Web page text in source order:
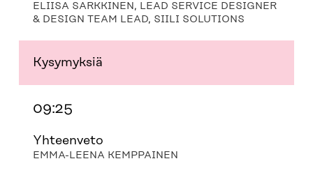
ELIISA SARKKINEN, LEAD SERVICE DESIGNER
& DESIGN TEAM LEAD, SIILI SOLUTIONS
Kysymyksiä
09:25
Yhteenveto
EMMA-LEENA KEMPPAINEN